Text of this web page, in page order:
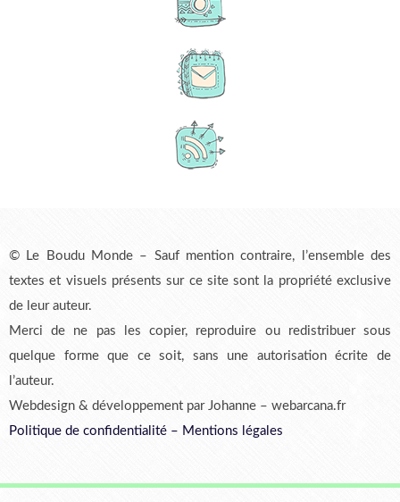
© Le Boudu Monde – Sauf mention contraire, l’ensemble des
textes et visuels présents sur ce site sont la propriété exclusive
de leur auteur.
Merci de ne pas les copier, reproduire ou redistribuer sous
quelque forme que ce soit, sans une autorisation écrite de
l’auteur.
Webdesign & développement par Johanne – webarcana.fr
Politique de confidentialité – Mentions légales